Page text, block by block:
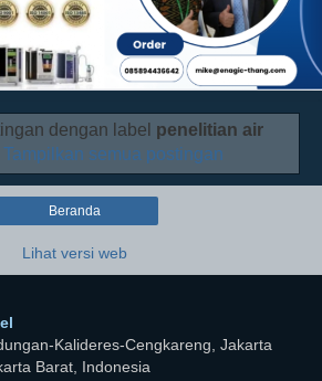
dengan label penelitian air
Tampilkan semua postingan
Beranda
Lihat versi web
Kalideres-Cengkareng, Jakarta
Barat, Indonesia